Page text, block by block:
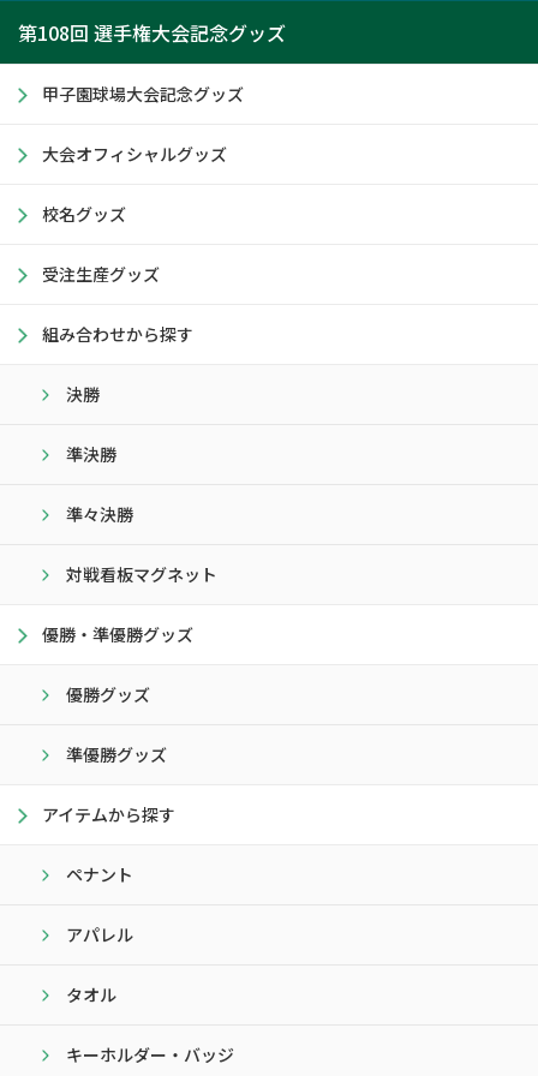
第108回 選手権大会記念グッズ
甲子園球場大会記念グッズ
大会オフィシャルグッズ
校名グッズ
受注生産グッズ
組み合わせから探す
決勝
準決勝
準々決勝
対戦看板マグネット
優勝・準優勝グッズ
優勝グッズ
準優勝グッズ
アイテムから探す
ペナント
アパレル
タオル
キーホルダー・バッジ